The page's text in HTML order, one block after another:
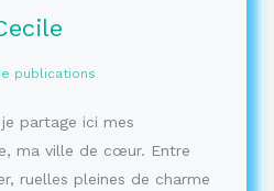
publications
partage ici mes
ma ville de cœur. Entre
ruelles pleines de charme